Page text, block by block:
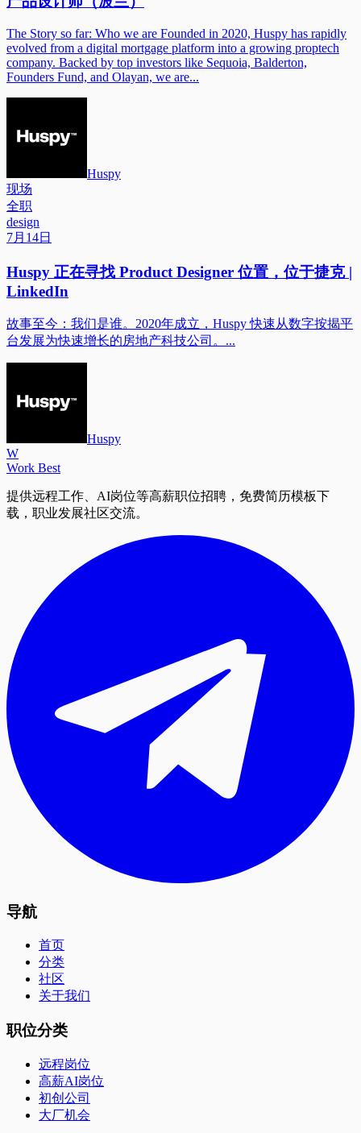
The Story so far: Who we are Founded in 2020, Huspy has rapidly
evolved from a digital mortgage platform into a growing proptech
company. Backed by top investors like Sequoia, Balderton,
Founders Fund, and Olayan, we are...
Huspy
现场
全职
design
7月14日
Huspy 正在寻找 Product Designer 位置，位于捷克 |
LinkedIn
故事至今：我们是谁。2020年成立，Huspy 快速从数字按揭平
台发展为快速增长的房地产科技公司。...
Huspy
W
Work Best
提供远程工作、AI岗位等高薪职位招聘，免费简历模板下
载，职业发展社区交流。
导航
首页
分类
社区
关于我们
职位分类
远程岗位
高薪AI岗位
初创公司
大厂机会